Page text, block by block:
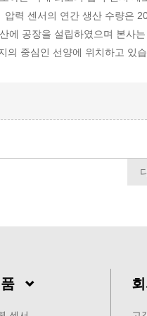
력 센서의 연간 생산 수량은
에 공장을 설립하였으며 본사
의 중심인 선양에 위치하고 있